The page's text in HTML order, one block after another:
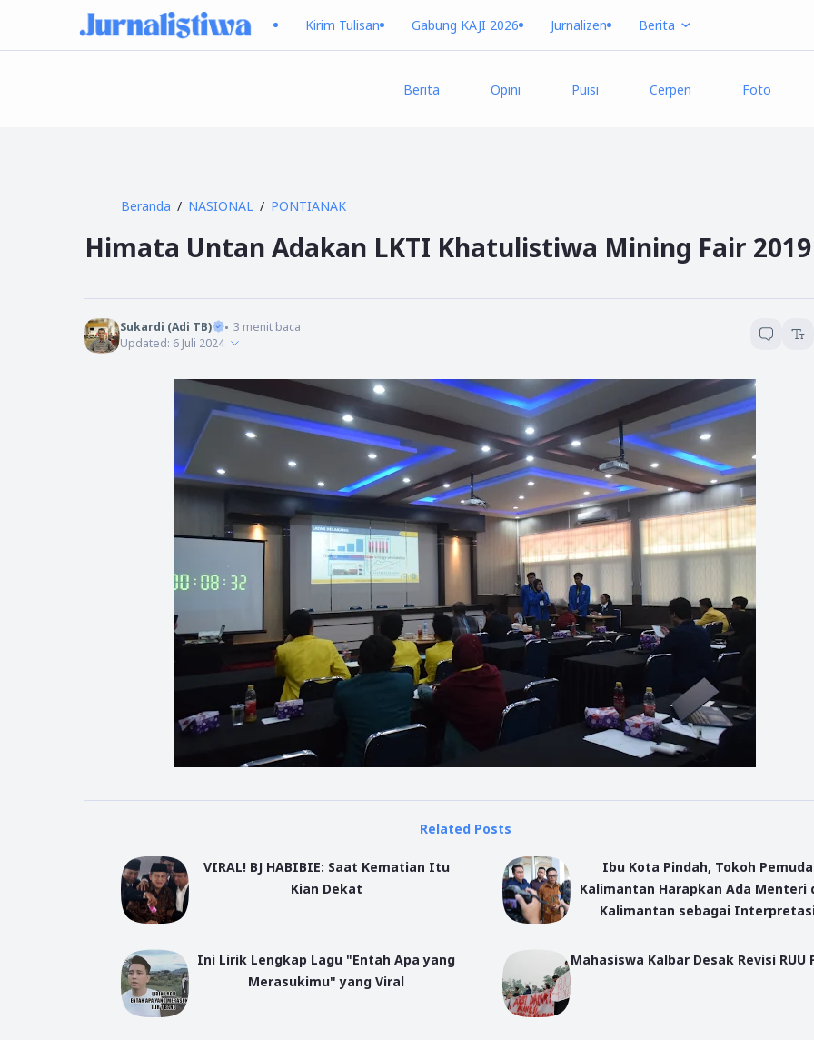
Kirim Tulisan Gabung KAJI 2026 Jurnalizen Berita
Berita Opini Puisi Cerpen Foto
Beranda NASIONAL PONTIANAK
Himata Untan Adakan LKTI Khatulistiwa Mining Fair 2019
Sukardi (Adi TB) 3 menit baca
Updated: 6 Juli 2024
Related Posts
VIRAL! BJ HABIBIE: Saat Kematian Itu
Kian Dekat
Ibu Kota Pindah, Tokoh Pemuda
Kalimantan Harapkan Ada Menteri
Kalimantan sebagai
Ini Lirik Lengkap Lagu "Entah Apa yang
Merasukimu" yang Viral
Mahasiswa Kalbar Desak Revisi RUU